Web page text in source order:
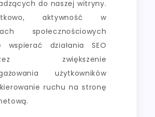
do naszej witryny.
aktywność w
społecznościowych
wspierać działania SEO
zwiększenie
użytkowników
ruchu na stronę